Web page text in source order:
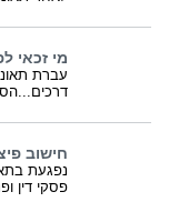
מי זכאי
עברת
חישוב
נפגעת
פסקי דין